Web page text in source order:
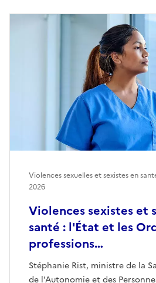
Violences sexistes et
santé : l'État et les
professions…
Stéphanie Rist, ministre de la
de l'Autonomie et des
Violences sexuelles et sexistes en
2026